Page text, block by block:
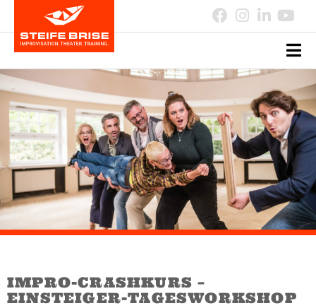
IMPRO-CRASHKURS –
EINSTEIGER-TAGESWORKSHOP